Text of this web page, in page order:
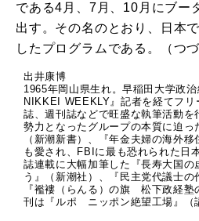
である4月、7月、10月にブー
出す。その名のとおり、日本
したプログラムである。（つづ
出井康博
1965年岡山県生れ。早稲田大学政
NIKKEI WEEKLY』記者を経てフリ
誌、週刊誌などで旺盛な執筆活動
勢力となったグループの本質に迫っ
（新潮新書）、『年金夫婦の海外
も愛され、FBIに最も恐れられた日
誌連載に大幅加筆した『長寿大国
う』（新潮社）、『民主党代議士の
『襤褸（らんる）の旗 松下政経塾
刊は『ルポ ニッポン絶望工場』（